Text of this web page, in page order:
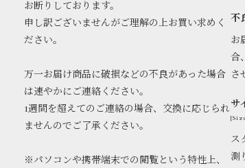
お断りしております。
申し訳ございませんがご理解の上お買い求めく
ださい。
万一お届け商品に破損などの不良があった場合
は速やかにご連絡ください。
1週間を超えてのご連絡の場合、交換に応じられ
ませんのでご了承ください。
※パソコンや携帯端末での閲覧という特性上、
不
お
合
さ
サ
ス
測